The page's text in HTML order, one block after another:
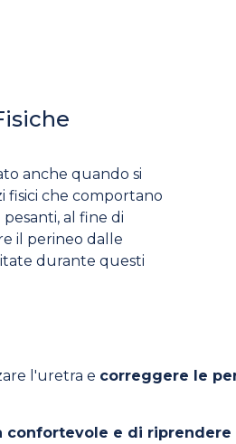
anche quando si
fisici che comportano
al fine di
il perineo dalle
durante questi
l'uretra e correggere le
confortevole e di